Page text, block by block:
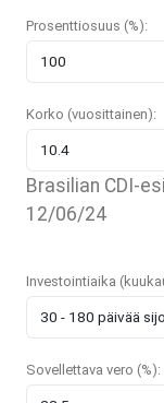
Prosenttiosuus (%):
Korko (vuosittainen):
Brasilian CDI-
12/06/24
Investointiaika
Sovellettava vero (%):